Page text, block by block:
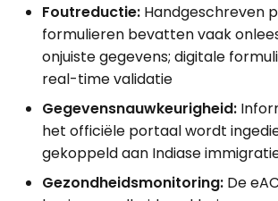
Foutreductie: Handgeschreven
formulieren bevatten vaak
onjuiste gegevens; digitale
real-time validatie
Gegevensnauwkeurigheid:
het officiële portaal wordt
gekoppeld aan Indiase
Gezondheidsmonitoring: De